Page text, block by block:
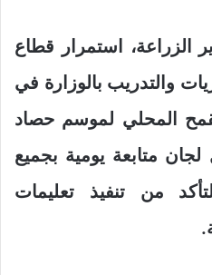
الزراعة، استمرار قطاع
والتدريب بالوزارة في
المحلي لموسم حصاد
لجان متابعة يومية بجميع
من تنفيذ تعليمات